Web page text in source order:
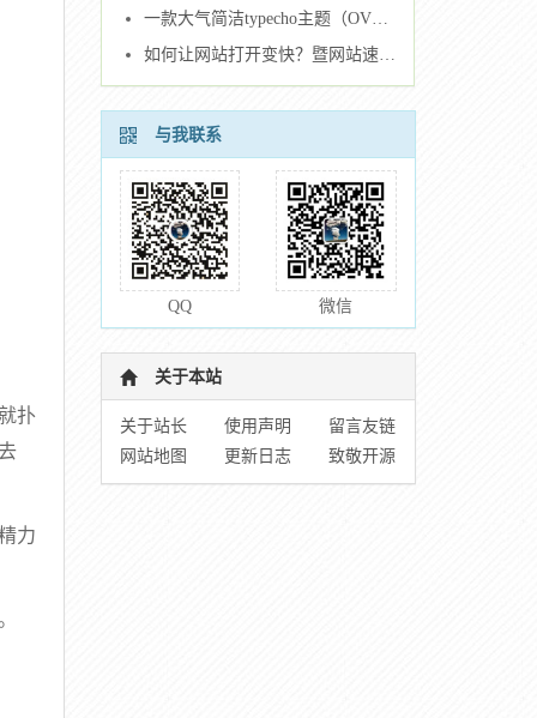
扑
力
一款大气简洁typecho主题（OVERFLOW主题）
如何让网站打开变快？暨网站速度优化指南。
与我联系
QQ 微信
关于本站
关于站长 使用声明
留言友链
网站地图
更新日志 致敬开源